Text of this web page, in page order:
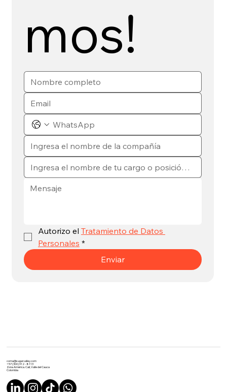
mos!
Autorizo el Tratamiento de Datos
Personales *
Enviar
coma@sugarvalley.com
+57 (300) 912 - 8113
Zona América. Cali, Valle del Cauca
Colombia